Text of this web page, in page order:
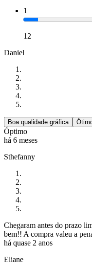
1
12
Daniel
Boa qualidade gráfica
Óptimo
há 6 meses
Sthefanny
Chegaram antes do prazo
bem!! A compra valeu a
há quase 2 anos
Eliane